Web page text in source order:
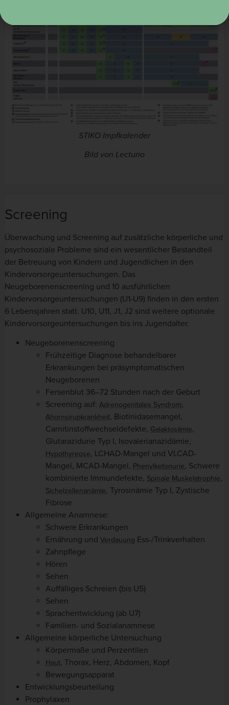
STIKO Impfkalender
Bild von Lecturio
Screening
Überwachung und Screening auf zusätzliche körperliche und
psychosoziale Probleme sind ein wesentlicher Bestandteil
der Betreuung von Kindern und Jugendlichen in den
Kindervorsorgeuntersuchungen. Das
Neugeborenenscreening und 10 ausführlichen
Kindervorsorgeuntersuchungen (U1-U9) finden in den ersten
6 Lebensjahren statt. U10, U11, J1, J2 sind weitere optionale
Kindervorsorgeuntersuchungen bis ins Jugendalter.
Neugeborenenscreening
Frühzeitige Diagnose behandelbarer
Erkrankungen bei präsymptomatischen
Neugeborenen
Fersenblut 36–72 Stunden nach der Geburt
Screening auf: Adrenogenitales Syndrom,
Ahornsirupkrankheit, Biotinidasemangel,
Carnitinstoffwechseldefekte, Galaktosämie,
Glutarazidurie Typ I, Isovalerianazidämie,
Hypothyreose, LCHAD-Mangel und VLCAD-
Mangel, MCAD-Mangel, Phenylketonurie, Schwere
kombinierte Immundefekte, Spinale Muskelatrophie,
Sichelzellenanämie, Tyrosinämie Typ I, Zystische
Fibrose
Allgemeine Anamnese:
Schwere Erkrankungen
Ernährung und Verdauung Ess-/Trinkverhalten
Zahnpflege
Hören
Sehen
Auffälliges Schreien (bis U5)
Sehen
Sprachentwicklung (ab U7)
Familien- und Sozialanamnese
Allgemeine körperliche Untersuchung
Körpermaße und Perzentilen
Haut, Thorax, Herz, Abdomen, Kopf
Bewegungsapparat
Entwicklungsbeurteilung
Prophylaxen